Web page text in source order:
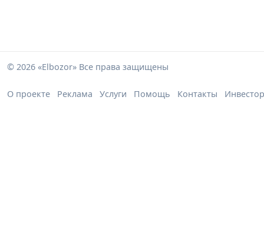
© 2026 «Elbozor» Все права защищены
О проекте Реклама Услуги Помощь Контакты